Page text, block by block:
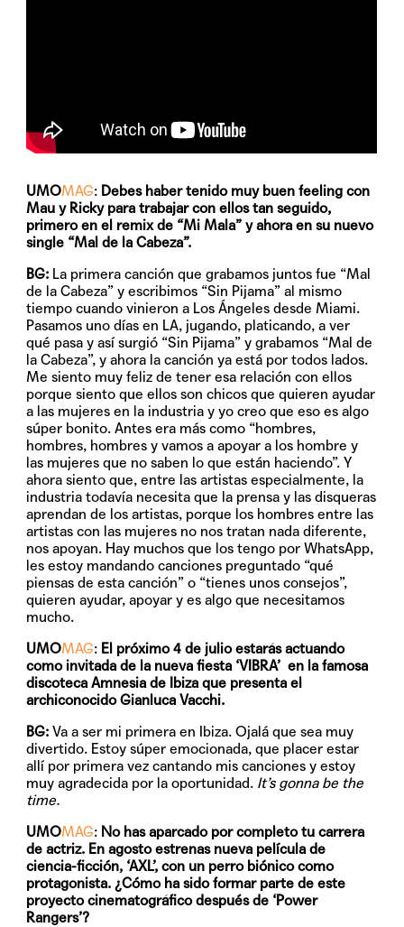
UMOMAG: Debes haber tenido muy buen feeling con
Mau y Ricky para trabajar con ellos tan seguido,
primero en el remix de “Mi Mala” y ahora en su nuevo
single “Mal de la Cabeza”.
BG: La primera canción que grabamos juntos fue “Mal
de la Cabeza” y escribimos “Sin Pijama” al mismo
tiempo cuando vinieron a Los Ángeles desde Miami.
Pasamos uno días en LA, jugando, platicando, a ver
qué pasa y así surgió “Sin Pijama” y grabamos “Mal de
la Cabeza”, y ahora la canción ya está por todos lados.
Me siento muy feliz de tener esa relación con ellos
porque siento que ellos son chicos que quieren ayudar
a las mujeres en la industria y yo creo que eso es algo
súper bonito. Antes era más como “hombres,
hombres, hombres y vamos a apoyar a los hombre y
las mujeres que no saben lo que están haciendo”. Y
ahora siento que, entre las artistas especialmente, la
industria todavía necesita que la prensa y las disqueras
aprendan de los artistas, porque los hombres entre las
artistas con las mujeres no nos tratan nada diferente,
nos apoyan. Hay muchos que los tengo por WhatsApp,
les estoy mandando canciones preguntado “qué
piensas de esta canción” o “tienes unos consejos”,
quieren ayudar, apoyar y es algo que necesitamos
mucho.
UMOMAG: El próximo 4 de julio estarás actuando
como invitada de la nueva fiesta ‘VIBRA’ en la famosa
discoteca Amnesia de Ibiza que presenta el
archiconocido Gianluca Vacchi.
BG: Va a ser mi primera en Ibiza. Ojalá que sea muy
divertido. Estoy súper emocionada, que placer estar
allí por primera vez cantando mis canciones y estoy
muy agradecida por la oportunidad. It’s gonna be the
time.
UMOMAG: No has aparcado por completo tu carrera
de actriz. En agosto estrenas nueva película de
ciencia-ficción, ‘AXL’, con un perro biónico como
protagonista. ¿Cómo ha sido formar parte de este
proyecto cinematográfico después de ‘Power
Rangers’?